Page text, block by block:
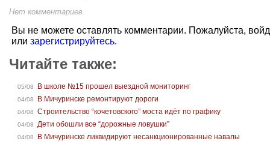
Нет комментариев.
Вы не можете оставлять комментарии. Пожалуйста,
или зарегистрируйтесь.
Читайте также:
05/08 В школе №15 прошел выездной мониторинг
04/08 В Мичуринске ремонтируют дороги
04/08 Строительство “кочетовского” моста идёт по графику
04/08 Дети обошли все “дорожные ловушки”
04/08 В Мичуринске ликвидируют несанкционированные навалы